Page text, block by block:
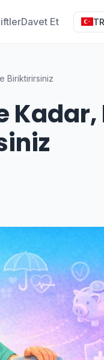
Davet Et TR
Biriktirirsiniz
Kadar,